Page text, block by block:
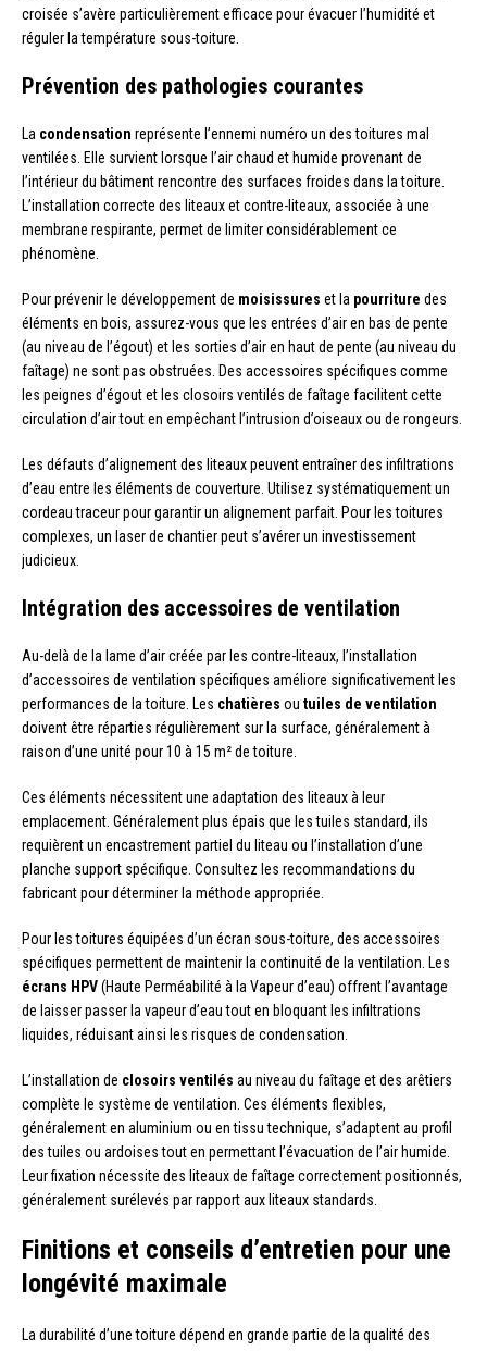
croisée s’avère particulièrement efficace pour évacuer l’humidité et
réguler la température sous-toiture.
Prévention des pathologies courantes
La condensation représente l’ennemi numéro un des toitures mal
ventilées. Elle survient lorsque l’air chaud et humide provenant de
l’intérieur du bâtiment rencontre des surfaces froides dans la toiture.
L’installation correcte des liteaux et contre-liteaux, associée à une
membrane respirante, permet de limiter considérablement ce
phénomène.
Pour prévenir le développement de moisissures et la pourriture des
éléments en bois, assurez-vous que les entrées d’air en bas de pente
(au niveau de l’égout) et les sorties d’air en haut de pente (au niveau du
faîtage) ne sont pas obstruées. Des accessoires spécifiques comme
les peignes d’égout et les closoirs ventilés de faîtage facilitent cette
circulation d’air tout en empêchant l’intrusion d’oiseaux ou de rongeurs.
Les défauts d’alignement des liteaux peuvent entraîner des infiltrations
d’eau entre les éléments de couverture. Utilisez systématiquement un
cordeau traceur pour garantir un alignement parfait. Pour les toitures
complexes, un laser de chantier peut s’avérer un investissement
judicieux.
Intégration des accessoires de ventilation
Au-delà de la lame d’air créée par les contre-liteaux, l’installation
d’accessoires de ventilation spécifiques améliore significativement les
performances de la toiture. Les chatières ou tuiles de ventilation
doivent être réparties régulièrement sur la surface, généralement à
raison d’une unité pour 10 à 15 m² de toiture.
Ces éléments nécessitent une adaptation des liteaux à leur
emplacement. Généralement plus épais que les tuiles standard, ils
requièrent un encastrement partiel du liteau ou l’installation d’une
planche support spécifique. Consultez les recommandations du
fabricant pour déterminer la méthode appropriée.
Pour les toitures équipées d’un écran sous-toiture, des accessoires
spécifiques permettent de maintenir la continuité de la ventilation. Les
écrans HPV(Haute Perméabilité à la Vapeur d’eau) offrent l’avantage
de laisser passer la vapeur d’eau tout en bloquant les infiltrations
liquides, réduisant ainsi les risques de condensation.
L’installation de closoirs ventilés au niveau du faîtage et des arêtiers
complète le système de ventilation. Ces éléments flexibles,
généralement en aluminium ou en tissu technique, s’adaptent au profil
des tuiles ou ardoises tout en permettant l’évacuation de l’air humide.
Leur fixation nécessite des liteaux de faîtage correctement positionnés,
généralement surélevés par rapport aux liteaux standards.
Finitions et conseils d’entretien pour une
longévité maximale
La durabilité d’une toiture dépend en grande partie de la qualité des